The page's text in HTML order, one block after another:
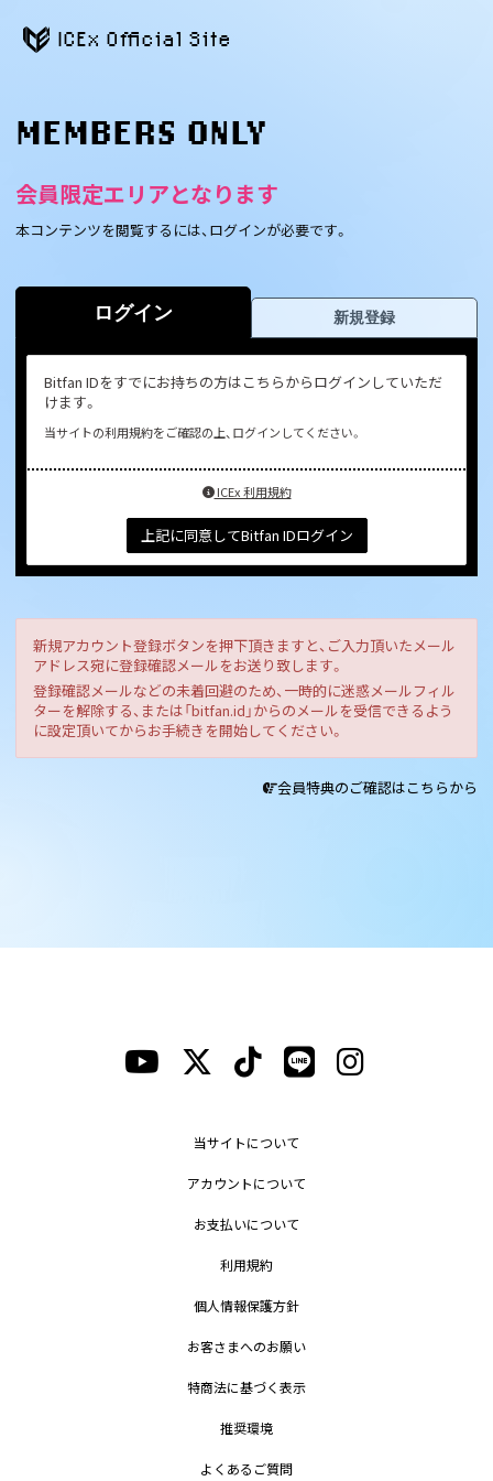
ICEx Official Site
MEMBERS ONLY
会員限定エリアとなります
本コンテンツを閲覧するには、ログインが必要です。
ログイン 新規登録
Bitfan IDをすでにお持ちの方はこちらからログインしていただ
けます。
当サイトの利用規約をご確認の上、ログインしてください。
ICEx 利用規約
上記に同意してBitfan IDログイン
新規アカウント登録ボタンを押下頂きますと、ご入力頂いたメール
アドレス宛に登録確認メールをお送り致します。
登録確認メールなどの未着回避のため、一時的に迷惑メールフィル
ターを解除する、または「bitfan.id」からのメールを受信できるよう
に設定頂いてからお手続きを開始してください。
会員特典のご確認はこちらから
当サイトについて
アカウントについて
お支払いについて
利用規約
個人情報保護方針
お客さまへのお願い
特商法に基づく表示
推奨環境
よくあるご質問